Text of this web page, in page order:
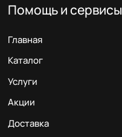
Помощь и сервисы
Главная
Каталог
Услуги
Акции
Доставка